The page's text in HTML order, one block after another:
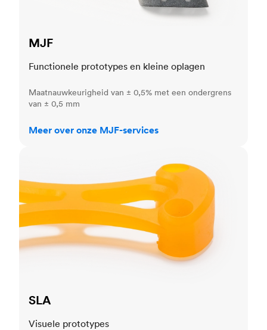
MJF
Functionele prototypes en kleine oplagen
Maatnauwkeurigheid van ± 0,5% met een ondergrens
van ± 0,5 mm
Meer over onze MJF-services
SLA
Visuele prototypes